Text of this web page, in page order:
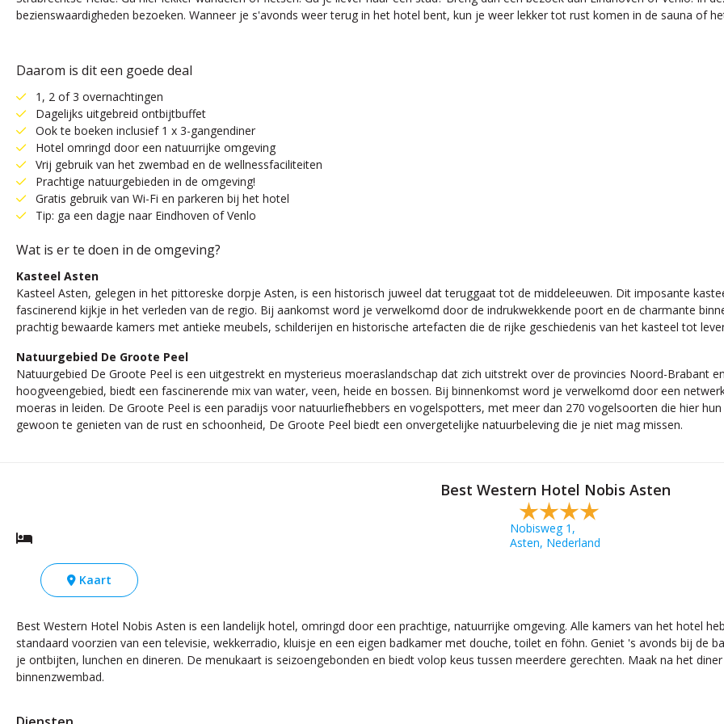
bezienswaardigheden bezoeken. Wanneer je s'avonds weer terug in het hotel bent, kun je weer lekker tot rust komen in de sauna of
Daarom is dit een goede deal
1, 2 of 3 overnachtingen
Dagelijks uitgebreid ontbijtbuffet
Ook te boeken inclusief 1 x 3-gangendiner
Hotel omringd door een natuurrijke omgeving
Vrij gebruik van het zwembad en de wellnessfaciliteiten
Prachtige natuurgebieden in de omgeving!
Gratis gebruik van Wi-Fi en parkeren bij het hotel
Tip: ga een dagje naar Eindhoven of Venlo
Wat is er te doen in de omgeving?
Kasteel Asten
Kasteel Asten, gelegen in het pittoreske dorpje Asten, is een historisch juweel dat teruggaat tot de middeleeuwen. Dit imposante
fascinerend kijkje in het verleden van de regio. Bij aankomst word je verwelkomd door de indrukwekkende poort en de charmante
prachtig bewaarde kamers met antieke meubels, schilderijen en historische artefacten die de rijke geschiedenis van het kasteel tot
Natuurgebied De Groote Peel
Natuurgebied De Groote Peel is een uitgestrekt en mysterieus moeraslandschap dat zich uitstrekt over de provincies Noord-Brabant
hoogveengebied, biedt een fascinerende mix van water, veen, heide en bossen. Bij binnenkomst word je verwelkomd door een
moeras in leiden. De Groote Peel is een paradijs voor natuurliefhebbers en vogelspotters, met meer dan 270 vogelsoorten die hier
gewoon te genieten van de rust en schoonheid, De Groote Peel biedt een onvergetelijke natuurbeleving die je niet mag missen.
Best Western Hotel Nobis Asten
Nobisweg 1,
Asten, Nederland
Kaart
Best Western Hotel Nobis Asten is een landelijk hotel, omringd door een prachtige, natuurrijke omgeving. Alle kamers van het hotel
standaard voorzien van een televisie, wekkerradio, kluisje en een eigen badkamer met douche, toilet en föhn. Geniet 's avonds bij de
je ontbijten, lunchen en dineren. De menukaart is seizoengebonden en biedt volop keus tussen meerdere gerechten. Maak na het
binnenzwembad.